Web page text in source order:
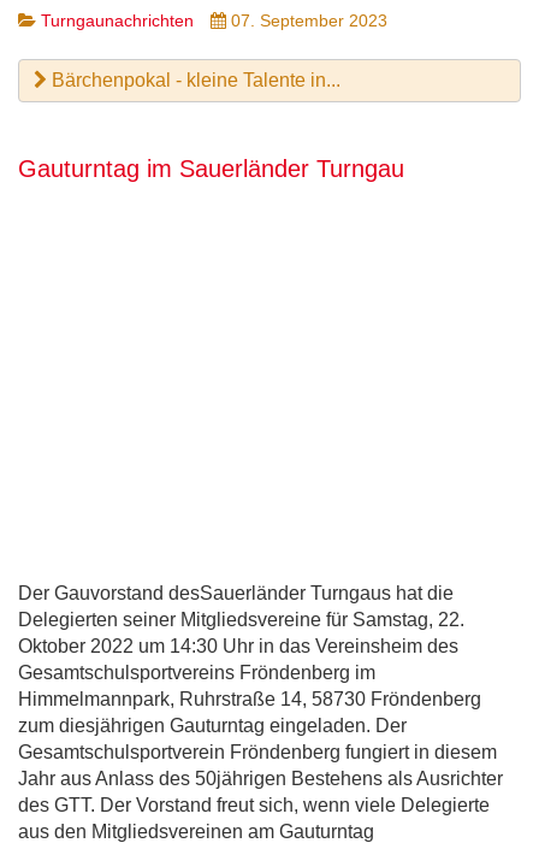
Turngaunachrichten 07. September 2023
Bärchenpokal - kleine Talente in...
Gauturntag im Sauerländer Turngau
Der Gauvorstand desSauerländer Turngaus hat die
Delegierten seiner Mitgliedsvereine für Samstag, 22.
Oktober 2022 um 14:30 Uhr in das Vereinsheim des
Gesamtschulsportvereins Fröndenberg im
Himmelmannpark, Ruhrstraße 14, 58730 Fröndenberg
zum diesjährigen Gauturntag eingeladen. Der
Gesamtschulsportverein Fröndenberg fungiert in diesem
Jahr aus Anlass des 50jährigen Bestehens als Ausrichter
des GTT. Der Vorstand freut sich, wenn viele Delegierte
aus den Mitgliedsvereinen am Gauturntag